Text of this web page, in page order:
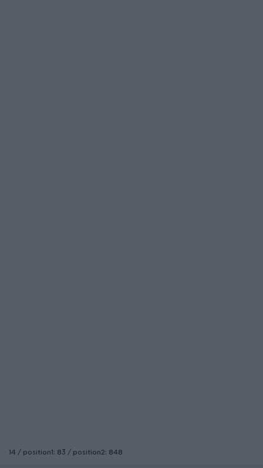
14 / position1: 83 / position2: 848